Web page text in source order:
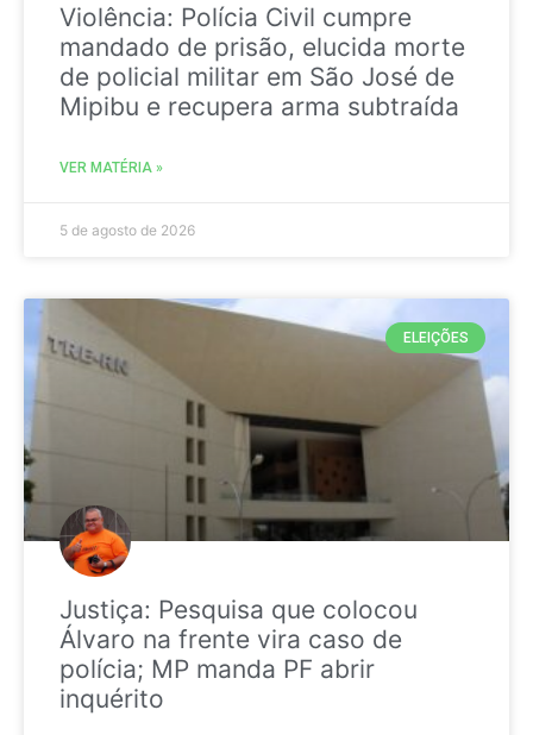
Violência: Polícia Civil cumpre
mandado de prisão, elucida morte
de policial militar em São José de
Mipibu e recupera arma subtraída
VER MATÉRIA »
5 de agosto de 2026
ELEIÇÕES
Justiça: Pesquisa que colocou
Álvaro na frente vira caso de
polícia; MP manda PF abrir
inquérito